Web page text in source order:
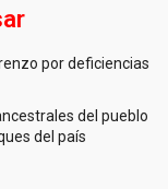
por deficiencias
del pueblo
del país